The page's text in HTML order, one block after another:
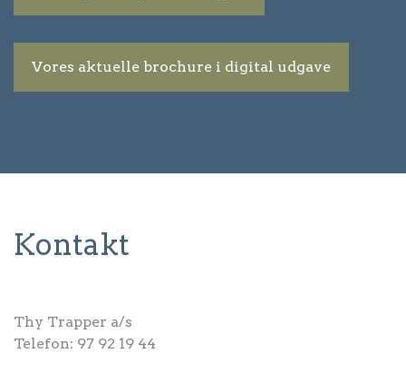
Vores aktuelle brochure i digital udgave
Kontakt
Thy Trapper a/s
Telefon: 97 92 19 44